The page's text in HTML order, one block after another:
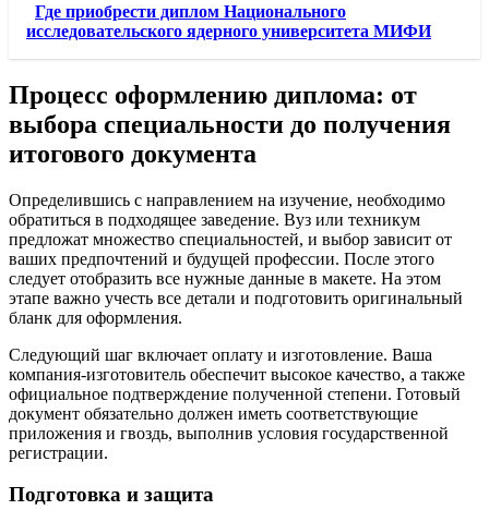
Где приобрести диплом Национального
исследовательского ядерного университета МИФИ
Процесс оформлению диплома: от
выбора специальности до получения
итогового документа
Определившись с направлением на изучение, необходимо
обратиться в подходящее заведение. Вуз или техникум
предложат множество специальностей, и выбор зависит от
ваших предпочтений и будущей профессии. После этого
следует отобразить все нужные данные в макете. На этом
этапе важно учесть все детали и подготовить оригинальный
бланк для оформления.
Следующий шаг включает оплату и изготовление. Ваша
компания-изготовитель обеспечит высокое качество, а также
официальное подтверждение полученной степени. Готовый
документ обязательно должен иметь соответствующие
приложения и гвоздь, выполнив условия государственной
регистрации.
Подготовка и защита